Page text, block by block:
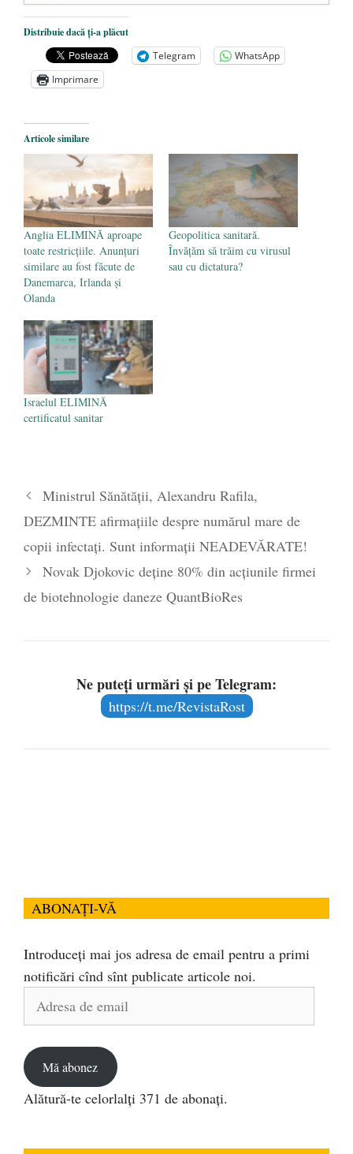
Mănăstirea „Sfânta Ana” Rohia. Părintele
Nicolae Steinhardt, comemorat la 102 ani
de la naștere - 29 iulie 2024
„Carnea cultivată” în laborator, tot mai
comercializare în UE
Părintele mărturisitor Constantin
Voicescu, pomenit, duminică, la
Mănăstirea Cernica - 27 iulie 2024
Distribuie dacă ți-a plăcut
Telegram
WhatsApp
Imprimare
Articole similare
Anglia ELIMINĂ aproape
toate restricţiile. Anunțuri
similare au fost făcute de
Danemarca, Irlanda și
Olanda
Geopolitica sanitară.
Învățăm să trăim cu virusul
sau cu dictatura?
Israelul ELIMINĂ
certificatul sanitar
Ministrul Sănătății, Alexandru Rafila,
DEZMINTE afirmațiile despre numărul mare de
copii infectați. Sunt informații NEADEVĂRATE!
Novak Djokovic deține 80% din acțiunile firmei
de biotehnologie daneze QuantBioRes
Ne puteți urmări și pe Telegram:
https://t.me/RevistaRost
ABONAȚI-VĂ
Introduceți mai jos adresa de email pentru a primi
notificări cînd sînt publicate articole noi.
Adresa
Mă abonez
Alătură-te celorlalți 371 de abonați.